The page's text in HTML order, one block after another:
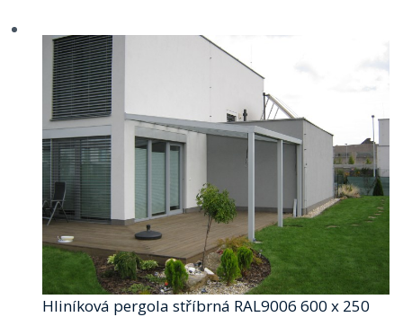
Hliníková pergola stříbrná RAL9006 600 x 250